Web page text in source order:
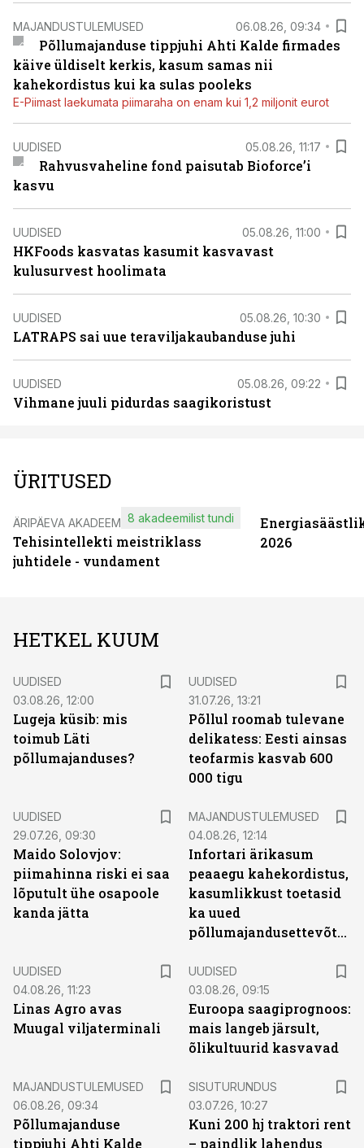
MAJANDUSTULEMUSED 06.08.26, 09:34
Põllumajanduse tippjuhi Ahti Kalde firmades
käive üldiselt kerkis, kasum samas nii
kahekordistus kui ka sulas pooleks
E-Piimast laekumata piimaraha on enam kui 1,2 miljonit eurot
UUDISED 05.08.26, 11:17
Rahvusvaheline fond paisutab Bioforce’i
kasvu
UUDISED 05.08.26, 11:00
HKFoods kasvatas kasumit kasvavast
kulusurvest hoolimata
UUDISED 05.08.26, 10:30
LATRAPS sai uue teraviljakaubanduse juhi
UUDISED 05.08.26, 09:22
Vihmane juuli pidurdas saagikoristust
ÜRITUSED
ÄRIPÄEVA AKADEEMIA
Tehisintellekti meistriklass
juhtidele - vundament
8 akadeemilist tundi
2026
HETKEL KUUM
UUDISED
03.08.26, 12:00
Lugeja küsib: mis
toimub Läti
põllumajanduses?
UUDISED
31.07.26, 13:21
Põllul roomab tulevane
delikatess: Eesti ainsas
teofarmis kasvab 600
000 tigu
UUDISED
29.07.26, 09:30
Maido Solovjov:
piimahinna riski ei saa
lõputult ühe osapoole
kanda jätta
MAJANDUSTULEMUSED
04.08.26, 12:14
Infortari ärikasum
peaaegu kahekordistus,
kasumlikkust toetasid
ka uued
põllumajandusettevõtted
UUDISED
04.08.26, 11:23
Linas Agro avas
Muugal viljaterminali
UUDISED
03.08.26, 09:15
Euroopa saagiprognoos:
mais langeb järsult,
õlikultuurid kasvavad
MAJANDUSTULEMUSED
06.08.26, 09:34
Põllumajanduse
tippjuhi Ahti Kalde
SISUTURUNDUS
03.07.26, 10:27
Kuni 200 hj traktori rent
– paindlik lahendus